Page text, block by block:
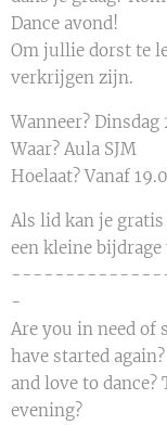
Dance avond! 💃🕺
Om jullie dorst te
verkrijgen zijn. 🍹
Wanneer?
Waar? Aula SJM
Hoelaat? Vanaf
Als lid kan je
een kleine bijdrage
-
Are you in need of
have started
and love to
evening? 💃🕺